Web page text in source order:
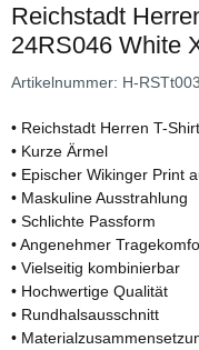
Reichstadt
24RS046 White
Artikelnummer: H-
• Reichstadt Herren T-
• Kurze Ärmel
• Epischer Wikinger Print
• Maskuline Ausstrahlung
• Schlichte Passform
• Angenehmer
• Vielseitig kombinierbar
• Hochwertige Qualität
• Rundhalsausschnitt
•